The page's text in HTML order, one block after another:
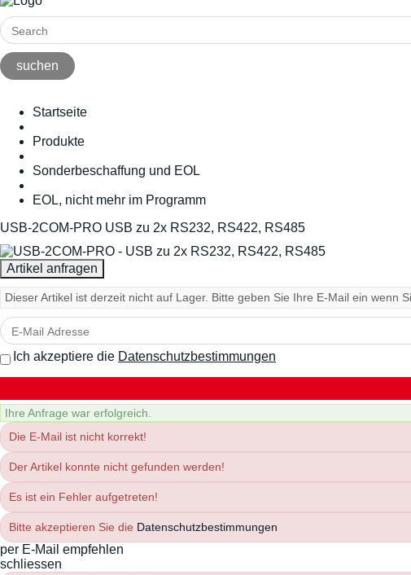
Startseite
Produkte
Sonderbeschaffung und EOL
EOL, nicht mehr im Programm
USB-2COM-PRO USB zu 2x RS232, RS422, RS485
Dieser Artikel ist derzeit nicht auf Lager. Bitte geben Sie Ihre E-Mail ein wenn
Ich akzeptiere die Datenschutzbestimmungen
Ihre Anfrage war erfolgreich.
Die E-Mail ist nicht korrekt!
Der Artikel konnte nicht gefunden werden!
Es ist ein Fehler aufgetreten!
Bitte akzeptieren Sie die Datenschutzbestimmungen
per E-Mail empfehlen
schliessen